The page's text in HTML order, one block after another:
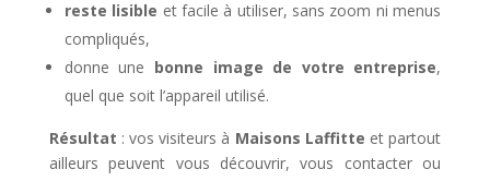
reste lisible et facile à utiliser, sans zoom ni menus
compliqués,
donne une bonne image de votre entreprise,
quel que soit l’appareil utilisé.
Résultat : vos visiteurs à Maisons Laffitte et partout
ailleurs peuvent vous découvrir, vous contacter ou